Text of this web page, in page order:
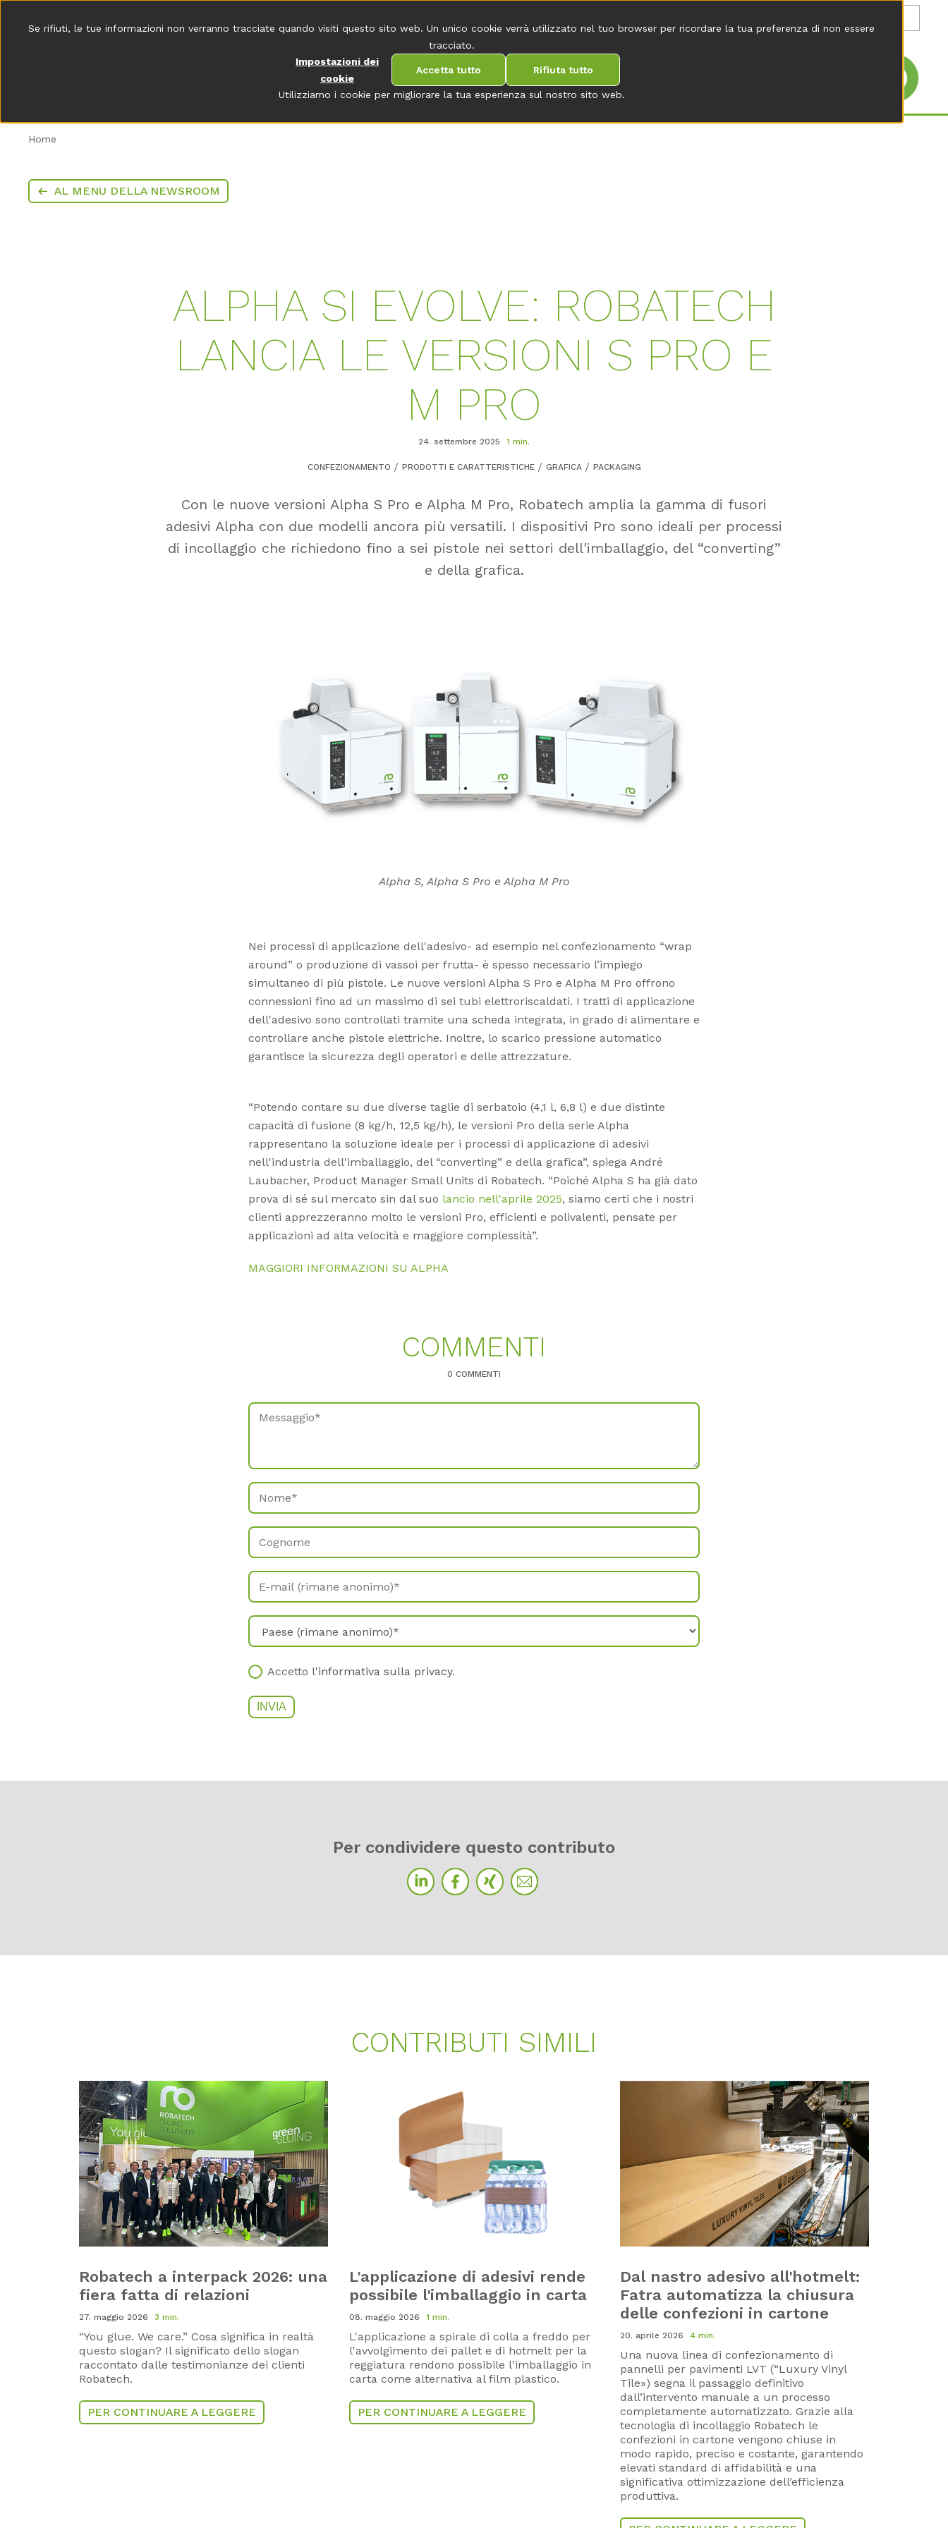
Utilizziamo i cookie per migliorare la tua esperienza sul nostro sito web.
Se rifiuti, le tue informazioni non verranno tracciate quando visiti questo sito web. Un unico cookie verrà utilizzato nel tuo browser per ricordare la tua preferenza di non essere
tracciato.
Impostazioni dei
cookie
Accetta tutto Rifiuta tutto
Home
AL MENU DELLA NEWSROOM
ALPHA SI EVOLVE: ROBATECH
LANCIA LE VERSIONI S PRO E
M PRO
24. settembre 2025 1 min.
CONFEZIONAMENTO PRODOTTI E CARATTERISTICHE GRAFICA PACKAGING
Con le nuove versioni Alpha S Pro e Alpha M Pro, Robatech amplia la gamma di fusori
adesivi Alpha con due modelli ancora più versatili. I dispositivi Pro sono ideali per processi
di incollaggio che richiedono fino a sei pistole nei settori dell'imballaggio, del “converting”
e della grafica.
Alpha S, Alpha S Pro e Alpha M Pro
Nei processi di applicazione dell'adesivo- ad esempio nel confezionamento “wrap
around” o produzione di vassoi per frutta- è spesso necessario l’impiego
simultaneo di più pistole. Le nuove versioni Alpha S Pro e Alpha M Pro offrono
connessioni fino ad un massimo di sei tubi elettroriscaldati. I tratti di applicazione
dell'adesivo sono controllati tramite una scheda integrata, in grado di alimentare e
controllare anche pistole elettriche. Inoltre, lo scarico pressione automatico
garantisce la sicurezza degli operatori e delle attrezzature.
“Potendo contare su due diverse taglie di serbatoio (4,1 l, 6,8 l) e due distinte
capacità di fusione (8 kg/h, 12,5 kg/h), le versioni Pro della serie Alpha
rappresentano la soluzione ideale per i processi di applicazione di adesivi
nell'industria dell'imballaggio, del “converting” e della grafica”, spiega André
Laubacher, Product Manager Small Units di Robatech. “Poiché Alpha S ha già dato
prova di sé sul mercato sin dal suo lancio nell'aprile 2025, siamo certi che i nostri
clienti apprezzeranno molto le versioni Pro, efficienti e polivalenti, pensate per
applicazioni ad alta velocità e maggiore complessità”.
MAGGIORI INFORMAZIONI SU ALPHA
COMMENTI
0 COMMENTI
Accetto l'informativa sulla privacy.
Per condividere questo contributo
CONTRIBUTI SIMILI
Robatech a interpack 2026: una
fiera fatta di relazioni
27. maggio 2026 3 min.
“You glue. We care.” Cosa significa in realtà
questo slogan? Il significato dello slogan
raccontato dalle testimonianze dei clienti
Robatech.
PER CONTINUARE A LEGGERE
L'applicazione di adesivi rende
possibile l'imballaggio in carta
08. maggio 2026 1 min.
L'applicazione a spirale di colla a freddo per
l'avvolgimento dei pallet e di hotmelt per la
reggiatura rendono possibile l'imballaggio in
carta come alternativa al film plastico.
PER CONTINUARE A LEGGERE
Dal nastro adesivo all'hotmelt:
Fatra automatizza la chiusura
delle confezioni in cartone
20. aprile 2026 4 min.
Una nuova linea di confezionamento di
pannelli per pavimenti LVT (“Luxury Vinyl
Tile») segna il passaggio definitivo
dall’intervento manuale a un processo
completamente automatizzato. Grazie alla
tecnologia di incollaggio Robatech le
confezioni in cartone vengono chiuse in
modo rapido, preciso e costante, garantendo
elevati standard di affidabilità e una
significativa ottimizzazione dell’efficienza
produttiva.